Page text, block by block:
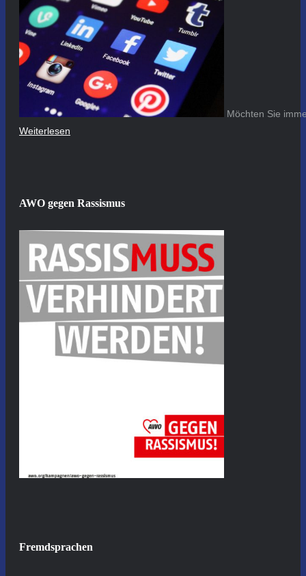
Möchten Sie
Weiterlesen
AWO gegen Rassismus
Fremdsprachen